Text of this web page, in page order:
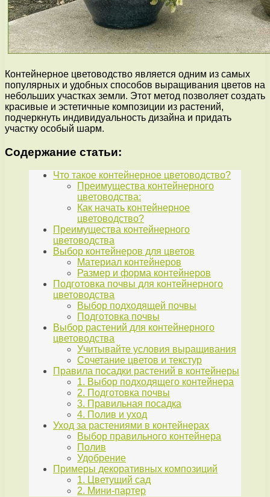
Контейнерное цветоводство является одним из самых
популярных и удобных способов выращивания цветов на
небольших участках земли. Этот метод позволяет создать
красивые и эстетичные композиции из растений,
подчеркнуть индивидуальность дизайна и придать
участку особый шарм.
Содержание статьи:
Что такое контейнерное цветоводство?
Преимущества контейнерного
цветоводства:
Как начать контейнерное
цветоводство?
Преимущества контейнерного
цветоводства
Выбор контейнеров для цветов
Материал контейнеров
Размер и форма контейнеров
Подготовка почвы для контейнерного
цветоводства
Выбор подходящей почвы
Подготовка почвы
Выбор растений для контейнерного
цветоводства
Учитывайте условия выращивания
Сочетание цветов и текстур
Правила посадки растений в контейнеры
1. Выбор подходящего контейнера
2. Подготовка почвы
3. Правильная посадка
4. Полив и уход
Уход за растениями в контейнерах
Выбор правильного контейнера
Полив
Удобрение
Примеры декоративных композиций
1. Цветущий сад
2. Мини-партер